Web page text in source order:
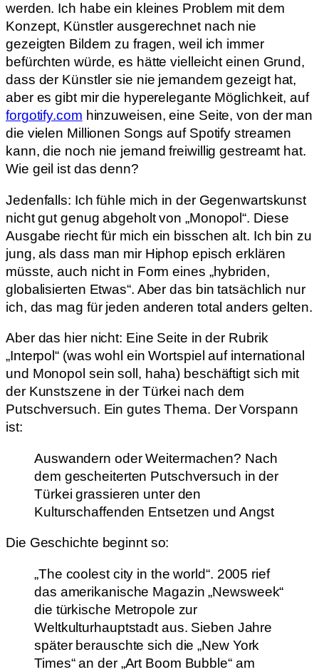
werden. Ich habe ein kleines Problem mit dem
Konzept, Künstler ausgerechnet nach nie
gezeigten Bildern zu fragen, weil ich immer
befürchten würde, es hätte vielleicht einen Grund,
dass der Künstler sie nie jemandem gezeigt hat,
aber es gibt mir die hyperelegante Möglichkeit, auf
forgotify.com hinzuweisen, eine Seite, von der man
die vielen Millionen Songs auf Spotify streamen
kann, die noch nie jemand freiwillig gestreamt hat.
Wie geil ist das denn?
Jedenfalls: Ich fühle mich in der Gegenwartskunst
nicht gut genug abgeholt von „Monopol“. Diese
Ausgabe riecht für mich ein bisschen alt. Ich bin zu
jung, als dass man mir Hiphop episch erklären
müsste, auch nicht in Form eines „hybriden,
globalisierten Etwas“. Aber das bin tatsächlich nur
ich, das mag für jeden anderen total anders gelten.
Aber das hier nicht: Eine Seite in der Rubrik
„Interpol“ (was wohl ein Wortspiel auf international
und Monopol sein soll, haha) beschäftigt sich mit
der Kunstszene in der Türkei nach dem
Putschversuch. Ein gutes Thema. Der Vorspann
ist:
Auswandern oder Weitermachen? Nach
dem gescheiterten Putschversuch in der
Türkei grassieren unter den
Kulturschaffenden Entsetzen und Angst
Die Geschichte beginnt so:
„The coolest city in the world“. 2005 rief
das amerikanische Magazin „Newsweek“
die türkische Metropole zur
Weltkulturhauptstadt aus. Sieben Jahre
später berauschte sich die „New York
Times“ an der „Art Boom Bubble“ am